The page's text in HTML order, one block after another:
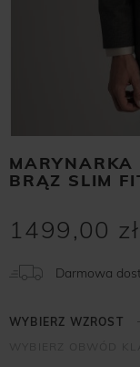
MARYNARKA
BRĄZ SLIM
1499,00 zł
Darmowa